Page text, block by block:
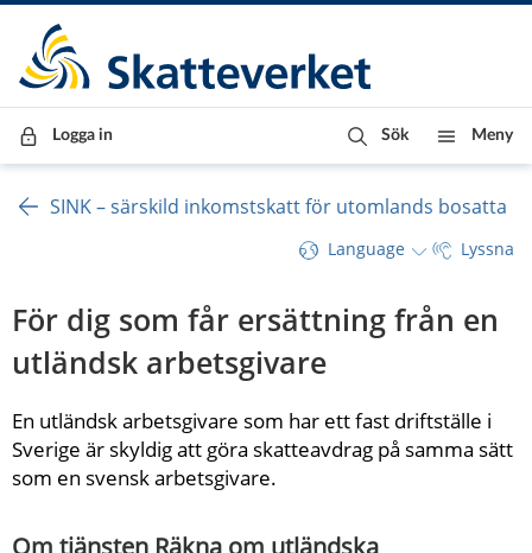
Till innehåll
Till navigationen
Till chattrobot
Logga in Sök Meny
SINK – särskild inkomstskatt för utomlands bosatta
Language Lyssna
För dig som får ersättning från en
utländsk arbetsgivare
En utländsk arbetsgivare som har ett fast driftställe i
Sverige är skyldig att göra skatteavdrag på samma sätt
som en svensk arbetsgivare.
Om tjänsten Räkna om utländska